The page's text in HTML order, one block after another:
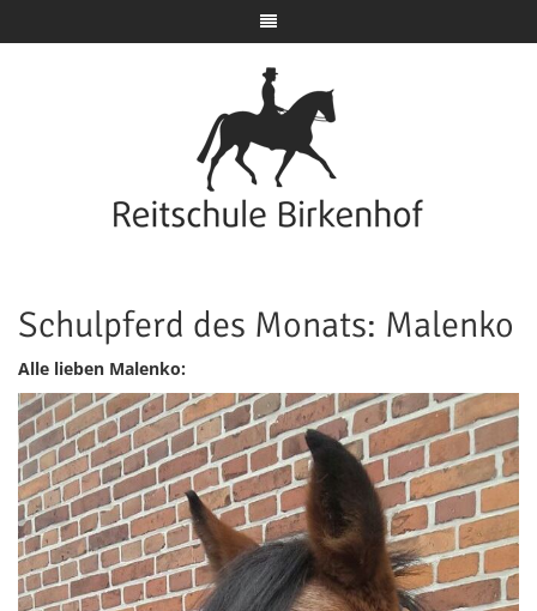
Schulpferd des Monats: Malenko
Alle lieben Malenko: